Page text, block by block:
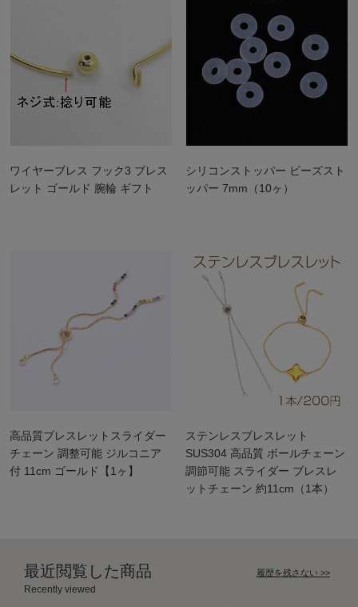
ワイヤーブレス フック3 ブレス
レット ゴールド 腕輪 ギフト
シリコンストッパー ビーズスト
ッパー 7mm（10ヶ）
高品質ブレスレットスライダー
チェーン 調整可能 ジルコニア
付 11cm ゴールド【1ヶ】
ステンレスブレスレット
SUS304 高品質 ボールチェーン
調節可能 スライダー ブレスレ
ットチェーン 約11cm（1本）
最近閲覧した商品
Recently viewed
履歴を残さない >>